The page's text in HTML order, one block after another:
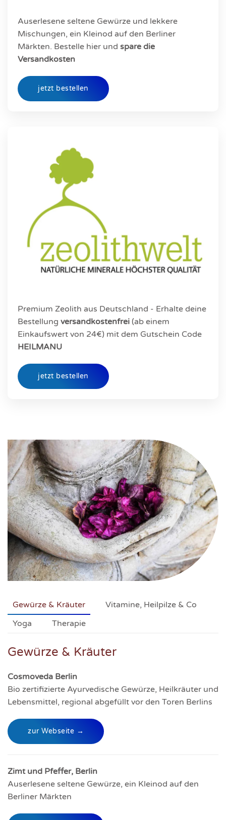
Auserlesene seltene Gewürze und lekkere
Mischungen, ein Kleinod auf den Berliner
Märkten. Bestelle hier und spare die
Versandkosten
jetzt bestellen
Premium Zeolith aus Deutschland - Erhalte deine
Bestellung versandkostenfrei (ab einem
Einkaufswert von 24€) mit dem Gutschein Code
HEILMANU
jetzt bestellen
Gewürze & Kräuter
Vitamine, Heilpilze & Co
Yoga
Therapie
Gewürze & Kräuter
Cosmoveda Berlin
Bio zertifizierte Ayurvedische Gewürze, Heilkräuter und
Lebensmittel, regional abgefüllt vor den Toren Berlins
zur Webseite →
Zimt und Pfeffer, Berlin
Auserlesene seltene Gewürze, ein Kleinod auf den
Berliner Märkten